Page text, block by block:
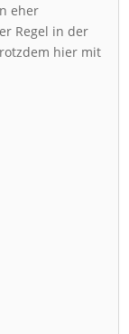
eher
Regel in der
hier mit